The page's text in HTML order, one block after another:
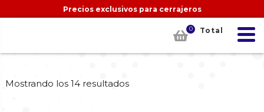
Precios exclusivos para cerrajeros
0 Total
Mostrando los 14 resultados